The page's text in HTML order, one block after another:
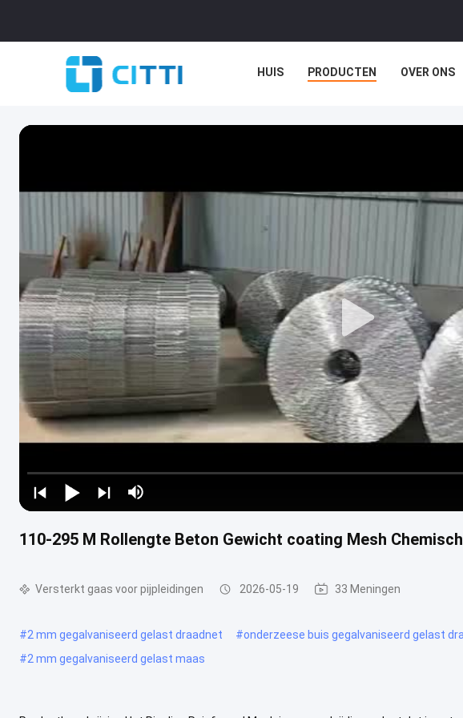
HUIS PRODUCTEN OVER ONS
110-295 M Rollengte Beton Gewicht coating Mesh
Versterkt gaas voor pijpleidingen 2026-05-19 33 Meningen
#2 mm gegalvaniseerd gelast draadnet #onderzeese buis gegalvaniseerd gelast
#2 mm gegalvaniseerd gelast maas